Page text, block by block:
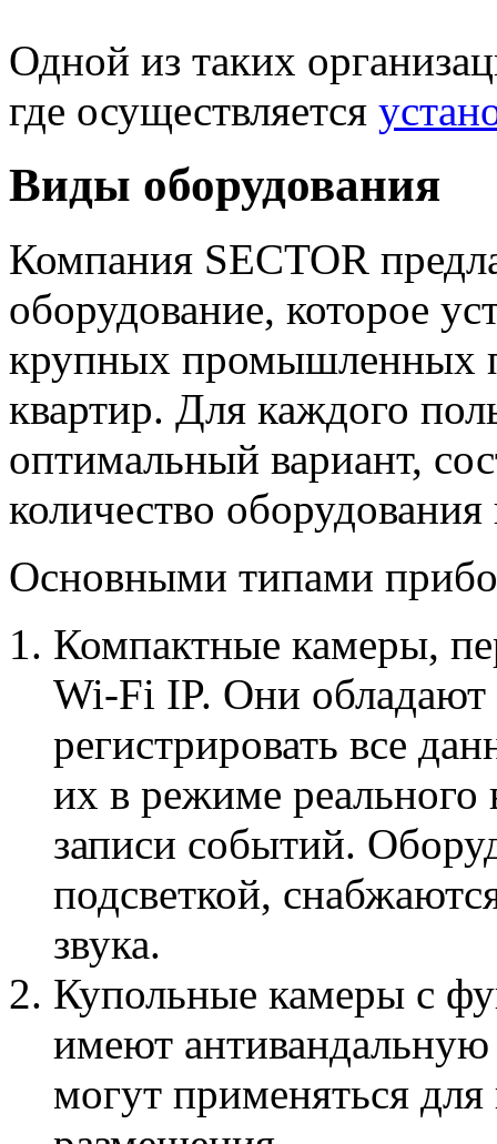
Одной из таких
где осуществляется
Виды оборудования
Компания SECTOR
оборудование, которое
крупных промышленных
квартир. Для каждого
оптимальный вариант,
количество
Основными типами
Компактные камеры,
Wi-Fi IP. Они
регистрировать все
их в режиме
записи событий.
подсветкой,
звука.
Купольные камеры с
имеют антивандальную
могут применяться